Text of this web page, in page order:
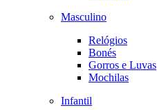
Masculino
Relógios
Bonés
Gorros e Luvas
Mochilas
Infantil